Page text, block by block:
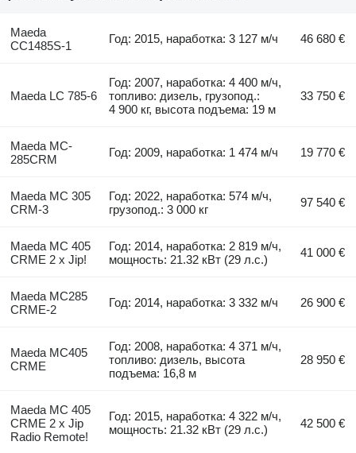
Maeda
CC1485S-1
Год: 2015, наработка: 3 127 м/ч 46 680 €
Maeda LC 785-6
Год: 2007, наработка: 4 400 м/ч,
топливо: дизель, грузопод.:
4 900 кг, высота подъема: 19 м
33 750 €
Maeda MC-
285CRM
Год: 2009, наработка: 1 474 м/ч 19 770 €
Maeda MC 305
CRM-3
Год: 2022, наработка: 574 м/ч,
грузопод.: 3 000 кг
97 540 €
Maeda MC 405
CRME 2 x Jip!
Год: 2014, наработка: 2 819 м/ч,
мощность: 21.32 кВт (29 л.с.)
41 000 €
Maeda MC285
CRME-2
Год: 2014, наработка: 3 332 м/ч 26 900 €
Maeda MC405
CRME
Год: 2008, наработка: 4 371 м/ч,
топливо: дизель, высота
подъема: 16,8 м
28 950 €
Maeda MC 405
CRME 2 x Jip
Radio Remote!
Год: 2015, наработка: 4 322 м/ч,
мощность: 21.32 кВт (29 л.с.)
42 500 €